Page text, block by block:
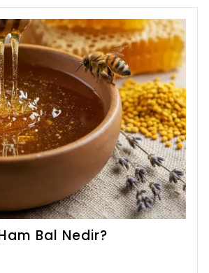
Bal Nedir?